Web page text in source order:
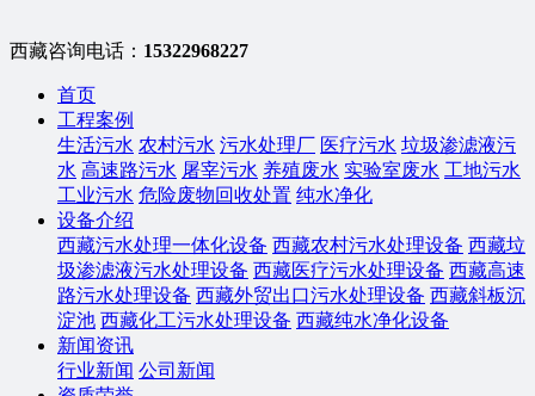
西藏咨询电话： 15322968227
首页
工程案例
生活污水 农村污水 污水处理厂 医疗污水 垃圾渗滤液污
水 高速路污水 屠宰污水 养殖废水 实验室废水 工地污水
工业污水 危险废物回收处置 纯水净化
设备介绍
西藏污水处理一体化设备 西藏农村污水处理设备 西藏垃
圾渗滤液污水处理设备 西藏医疗污水处理设备 西藏高速
路污水处理设备 西藏外贸出口污水处理设备 西藏斜板沉
淀池 西藏化工污水处理设备 西藏纯水净化设备
新闻资讯
行业新闻 公司新闻